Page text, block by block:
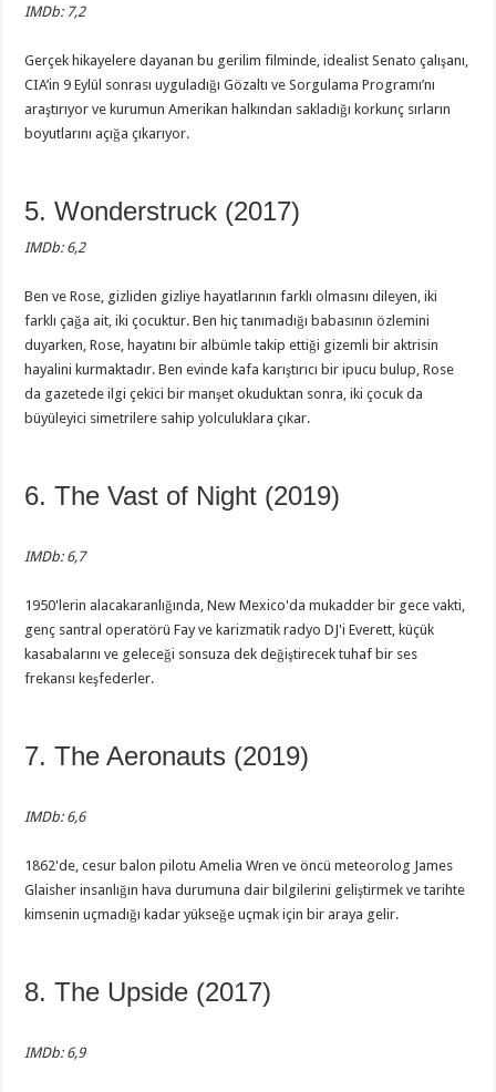
IMDb: 7,2
Gerçek hikayelere dayanan bu gerilim filminde, idealist Senato çalışanı,
CIA’in 9 Eylül sonrası uyguladığı Gözaltı ve Sorgulama Programı’nı
araştırıyor ve kurumun Amerikan halkından sakladığı korkunç sırların
boyutlarını açığa çıkarıyor.
5. Wonderstruck (2017)
IMDb: 6,2
Ben ve Rose, gizliden gizliye hayatlarının farklı olmasını dileyen, iki
farklı çağa ait, iki çocuktur. Ben hiç tanımadığı babasının özlemini
duyarken, Rose, hayatını bir albümle takip ettiği gizemli bir aktrisin
hayalini kurmaktadır. Ben evinde kafa karıştırıcı bir ipucu bulup, Rose
da gazetede ilgi çekici bir manşet okuduktan sonra, iki çocuk da
büyüleyici simetrilere sahip yolculuklara çıkar.
6. The Vast of Night (2019)
IMDb: 6,7
1950'lerin alacakaranlığında, New Mexico'da mukadder bir gece vakti,
genç santral operatörü Fay ve karizmatik radyo DJ'i Everett, küçük
kasabalarını ve geleceği sonsuza dek değiştirecek tuhaf bir ses
frekansı keşfederler.
7. The Aeronauts (2019)
IMDb: 6,6
1862'de, cesur balon pilotu Amelia Wren ve öncü meteorolog James
Glaisher insanlığın hava durumuna dair bilgilerini geliştirmek ve tarihte
kimsenin uçmadığı kadar yükseğe uçmak için bir araya gelir.
8. The Upside (2017)
IMDb: 6,9